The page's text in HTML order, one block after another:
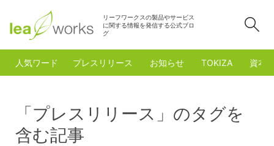
リーフワークスの製品やサービス
に関する情報を発信する公式ブロ
グ
人気ワード プレスリリース お知らせ TOKIZA 資本
「プレスリリース」のタグを
含む記事